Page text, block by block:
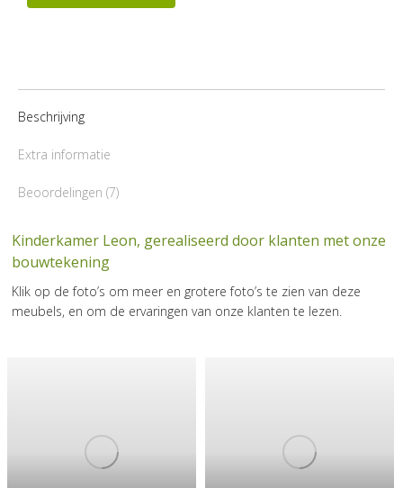
Beschrijving
Extra informatie
Beoordelingen (7)
Kinderkamer Leon, gerealiseerd door klanten met onze
bouwtekening
Klik op de foto’s om meer en grotere foto’s te zien van deze
meubels, en om de ervaringen van onze klanten te lezen.